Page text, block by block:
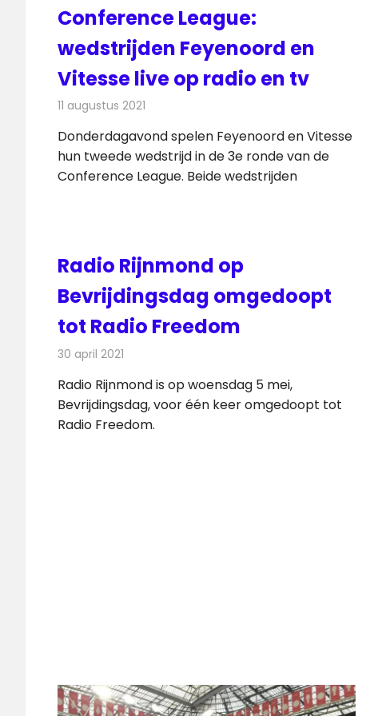
Conference League:
wedstrijden Feyenoord en
Vitesse live op radio en tv
11 augustus 2021
Donderdagavond spelen Feyenoord en Vitesse
hun tweede wedstrijd in de 3e ronde van de
Conference League. Beide wedstrijden
Radio Rijnmond op
Bevrijdingsdag omgedoopt
tot Radio Freedom
30 april 2021
Radio Rijnmond is op woensdag 5 mei,
Bevrijdingsdag, voor één keer omgedoopt tot
Radio Freedom.